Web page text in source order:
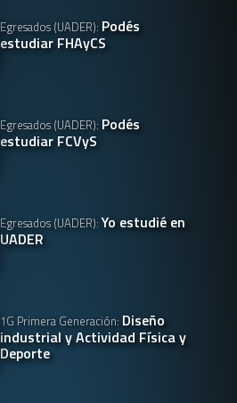
Egresados (UADER): Podés
estudiar FHAyCS
Egresados (UADER): Podés
estudiar FCVyS
Egresados (UADER):Yo estudié en
UADER
1G Primera Generación: Diseño
industrial y Actividad Física y
Deporte